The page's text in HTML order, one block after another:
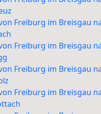
Freiburg im Breisgau
Freiburg im Breisgau
Freiburg im Breisgau
Freiburg im Breisgau